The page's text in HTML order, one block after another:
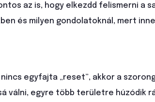
az is, hogy elkezdd felismerni a
és milyen gondolatoknál, mert
egyfajta „reset”, akkor a
válni, egyre több területre húzódik